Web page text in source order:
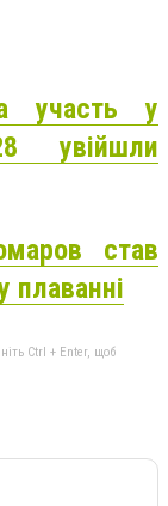
участь у
увійшли
став
плаванні
Ctrl + Enter, щоб